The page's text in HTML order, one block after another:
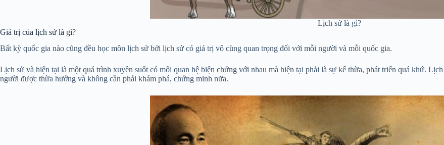
Lịch sử là gì?
Giá trị của lịch sử là gì?
Bất kỳ quốc gia nào cũng đều học môn lịch sử bởi lịch sử có giá trị vô cùng quan trọng đối với mỗi người và mỗi quốc gia.
Lịch sử và hiện tại là một quá trình xuyên suốt có mối quan hệ biện chứng với nhau mà hiện tại phải là sự kế thừa, phát triển quá khứ.
người được thừa hưởng và không cần phải khám phá, chứng minh nữa.